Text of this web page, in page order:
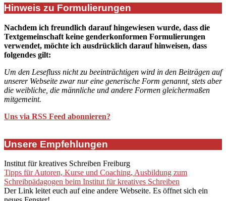
Hinweis zu Formulierungen
Nachdem ich freundlich darauf hingewiesen wurde, dass die
Textgemeinschaft keine genderkonformen Formulierungen
verwendet, möchte ich ausdrücklich darauf hinweisen, dass
folgendes gilt:
Um den Lesefluss nicht zu beeinträchtigen wird in den Beiträgen auf
unserer Webseite zwar nur eine generische Form genannt, stets aber
die weibliche, die männliche und andere Formen gleichermaßen
mitgemeint.
Uns via RSS Feed abonnieren?
Unsere Empfehlungen
Institut für kreatives Schreiben Freiburg
Tipps für Autoren, Kurse und Coaching, Ausbildung zum
Schreibpädagogen beim Institut für kreatives Schreiben
Der Link leitet euch auf eine andere Webseite. Es öffnet sich ein